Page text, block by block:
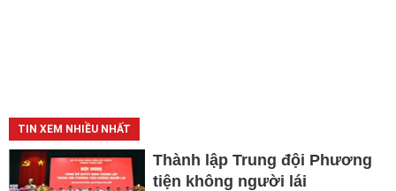
TIN XEM NHIỀU NHẤT
Thành lập Trung đội Phương
tiện không người lái